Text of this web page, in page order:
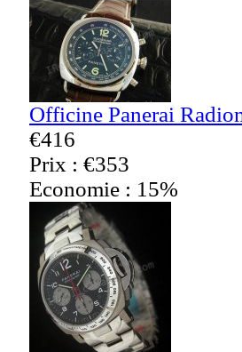
Officine Panerai
€416
Prix : €353
Economie : 15%